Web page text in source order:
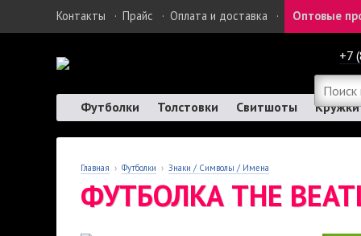
Контакты · Прайс · Оплата и доставка · Оптовые
+7
Футболки Толстовки Свитшоты Кружки
Главная › Футболки › Знаки / Символы / Имена
ФУТБОЛКА THE